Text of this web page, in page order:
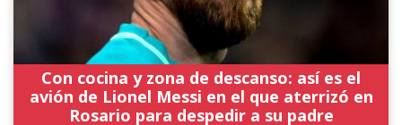
Con cocina y zona de descanso: así es el
avión de Lionel Messi en el que aterrizó en
Rosario para despedir a su padre